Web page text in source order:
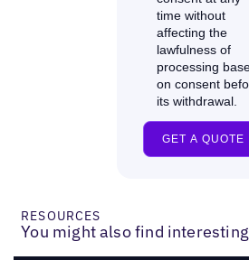
RESOURCES
You might also find interesting